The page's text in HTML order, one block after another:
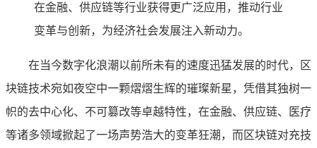
在金融、供应链等行业获得更广泛应用，推动行业
变革与创新，为经济社会发展注入新动力。
在当今数字化浪潮以前所未有的速度迅猛发展的时代，区
块链技术宛如夜空中一颗熠熠生辉的璀璨新星，凭借其独树一
帜的去中心化、不可篡改等卓越特性，在金融、供应链、医疗
等诸多领域掀起了一场声势浩大的变革狂潮，而区块链对充技